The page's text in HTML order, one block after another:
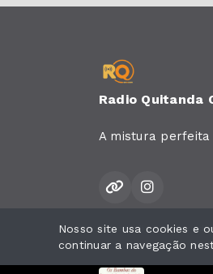
Radio Quitanda
A mistura perfeita
Todos os direitos
Nosso site usa cookies e
continuar a navegação